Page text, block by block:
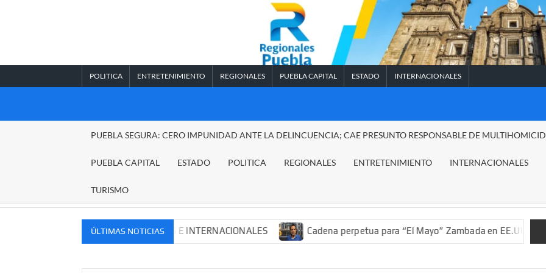
POLITICA ENTRETENIMIENTO REGIONALES PUEBLA CAPITAL ESTADO INTERNACIONALES
REGIONALES
PUEBLA SEGURA: CERO IMPUNIDAD ANTE LA DELINCUENCIA; CAE PRESUNTO RESPONSABLE DE
PUEBLA CAPITAL ESTADO POLITICA REGIONALES ENTRETENIMIENTO INTERNACIONALES
TURISMO
ÚLTIMAS NOTICIAS
MERCADOS NACIONALES E INTERNACIONALES Cadena perpetua para “El Mayo” Zambada en EE.UU.; ordenan